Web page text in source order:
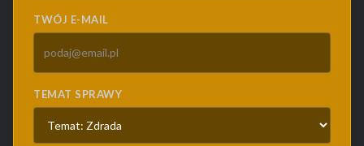
TWÓJ E-MAIL
TEMAT SPRAWY